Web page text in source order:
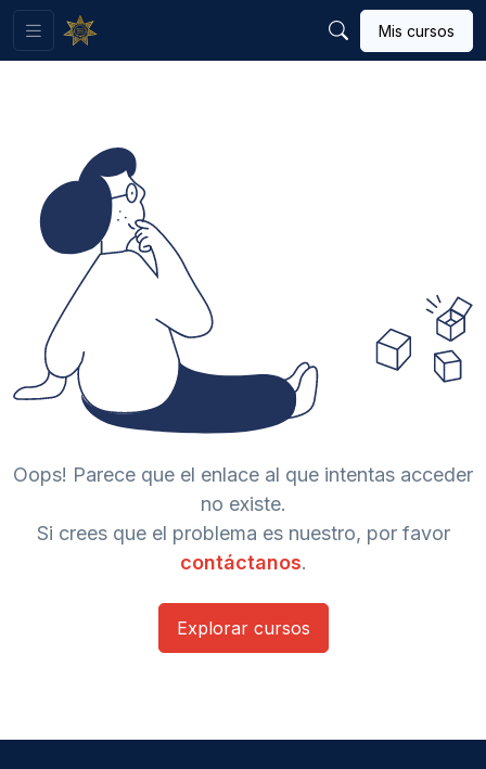
Mis cursos
Oops! Parece que el enlace al que intentas acceder
no existe.
Si crees que el problema es nuestro, por favor
contáctanos.
Explorar cursos